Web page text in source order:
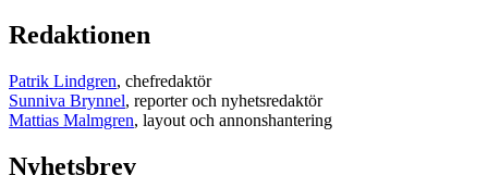
Redaktionen
Patrik Lindgren, chefredaktör
Sunniva Brynnel, reporter och nyhetsredaktör
Mattias Malmgren, layout och annonshantering
Nyhetsbrev